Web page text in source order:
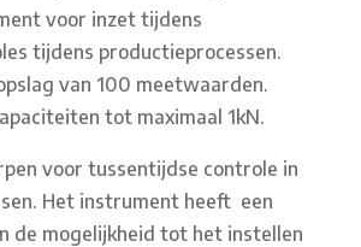
voor inzet tijdens
tijdens productieprocessen.
van 100 meetwaarden.
tot maximaal 1kN.
voor tussentijdse controle in
Het instrument heeft een
de mogelijkheid tot het instellen